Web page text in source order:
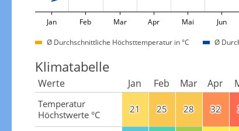
Jan Feb Mar Apr Mai Jun
Ø Durchschnittliche Höchsttemperatur in °C Ø
Klimatabelle
Werte Jan Feb Mar Apr
Temperatur
Höchstwerte °C
21 25 28 32